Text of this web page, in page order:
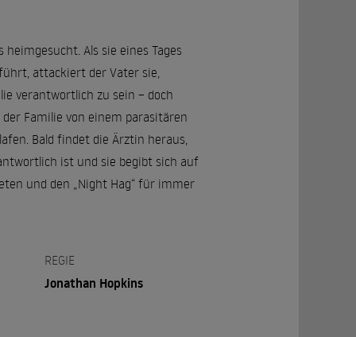
Als sie eines Tages
attackiert der Vater sie,
verantwortlich zu sein – doch
Familie von einem parasitären
Bald findet die Ärztin heraus,
ist und sie begibt sich auf
und den „Night Hag“ für immer
REGIE
Jonathan Hopkins